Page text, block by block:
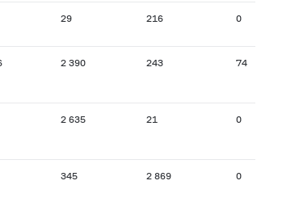
29 216 0
2 390 243 74
2 635 21 0
345 2 869 0